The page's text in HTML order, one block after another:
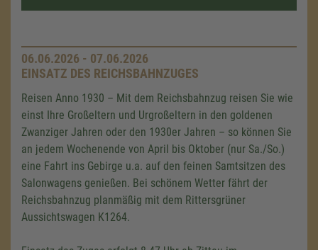
06.06.2026 - 07.06.2026
EINSATZ DES REICHSBAHNZUGES
Reisen Anno 1930 – Mit dem Reichsbahnzug reisen Sie wie
einst Ihre Großeltern und Urgroßeltern in den goldenen
Zwanziger Jahren oder den 1930er Jahren – so können Sie
an jedem Wochenende von April bis Oktober (nur Sa./So.)
eine Fahrt ins Gebirge u.a. auf den feinen Samtsitzen des
Salonwagens genießen. Bei schönem Wetter fährt der
Reichsbahnzug planmäßig mit dem Rittersgrüner
Aussichtswagen K1264.